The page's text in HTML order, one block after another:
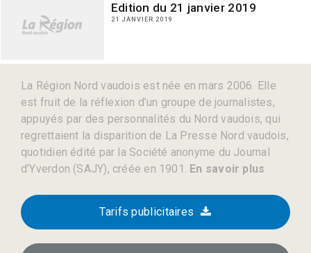
Edition du 21 janvier 2019
21 JANVIER 2019
La Région Nord vaudois est née en mars 2006. Elle
est fruit de la réflexion d’un groupe de journalistes,
appuyés par des personnalités du Nord vaudois, qui
regrettaient la disparition de La Presse Nord vaudois,
quotidien édité par la Société anonyme du Journal
d’Yverdon (SAJY), créée en 1901. En savoir plus
Tarifs publicitaires